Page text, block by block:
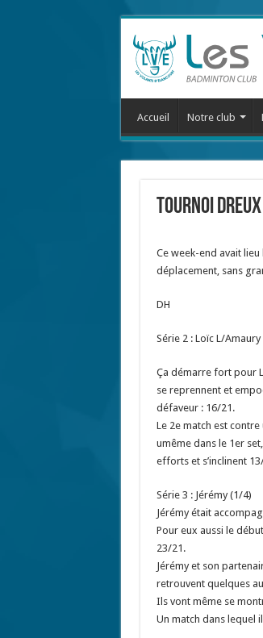
Accueil Notre club
Tournoi
Ce week-end avait
déplacement, sans
DH
Série 2 : Loïc L/Amaury
Ça démarre fort pour
se reprennent et
défaveur : 16/21.
Le 2e match est
umême dans le 1er
efforts et s’inclinent
Série 3 : Jérémy (1/4)
Jérémy était
Pour eux aussi le
23/21.
Jérémy et son
retrouvent quelques
Ils vont même se
Un match dans lequel